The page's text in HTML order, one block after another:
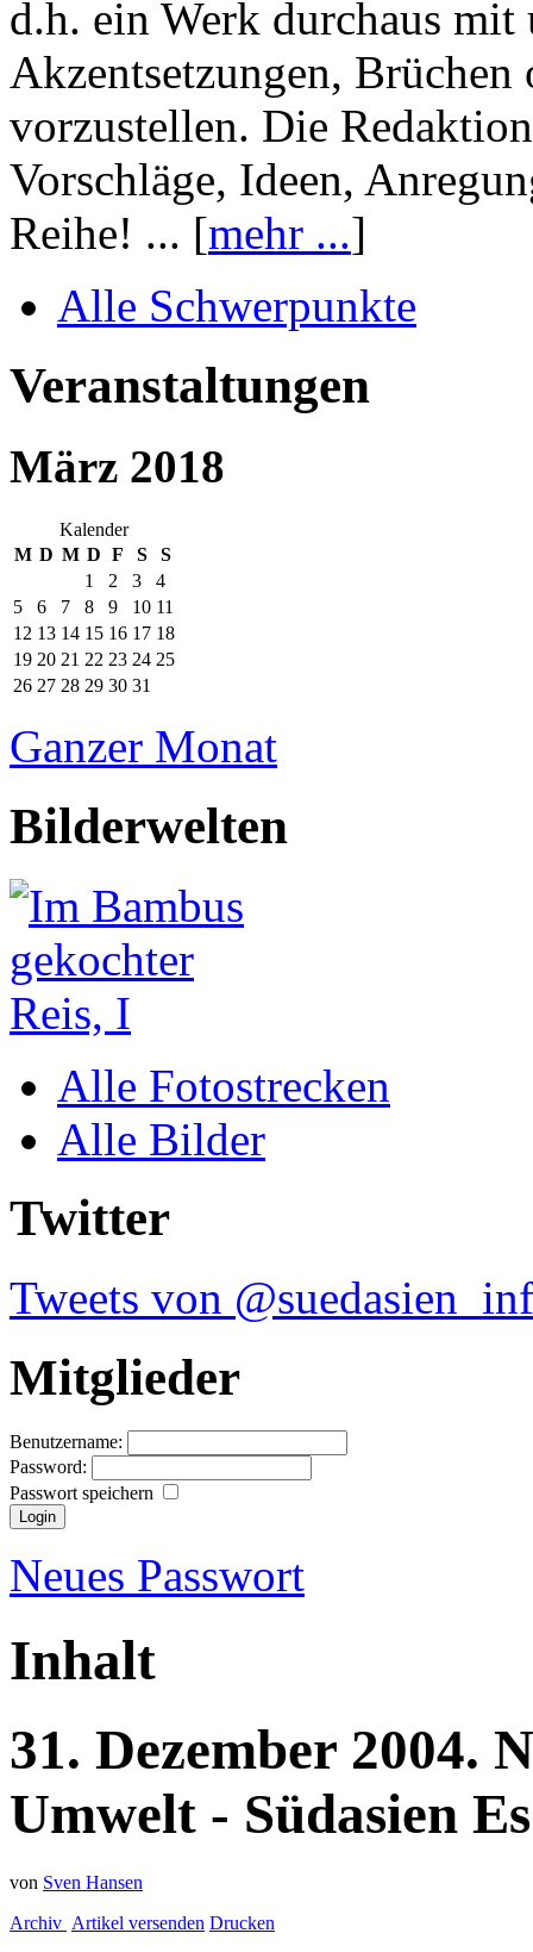
d.h. ein Werk durchaus mit
Akzentsetzungen, Brüchen
vorzustellen. Die
Vorschläge, Ideen,
Reihe! ... [mehr ...]
Alle Schwerpunkte
Veranstaltungen
März 2018
Kalender
M D M D F S
S
1
2 3
4
5
6 7 8 9 10 11
12 13 14 15 16 17 18
19 20 21 22 23 24 25
26 27 28 29 30 31
Ganzer Monat
Bilderwelten
Alle Fotostrecken
Alle Bilder
Twitter
Tweets von
Mitglieder
Benutzername:
Password:
Passwort speichern
Neues Passwort
Inhalt
31. Dezember 2004.
Umwelt - Südasien
von Sven Hansen
Archiv Artikel versenden Drucken